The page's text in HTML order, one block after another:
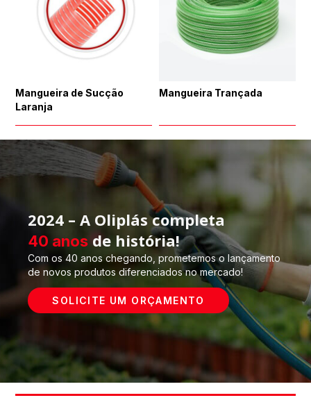
Mangueira de Sucção
Laranja
Mangueira Trançada
2024 – A Oliplás completa
40 anos de história!
Com os 40 anos chegando, prometemos o lançamento
de novos produtos diferenciados no mercado!
SOLICITE UM ORÇAMENTO